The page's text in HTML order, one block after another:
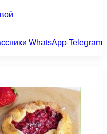
WhatsApp Telegram